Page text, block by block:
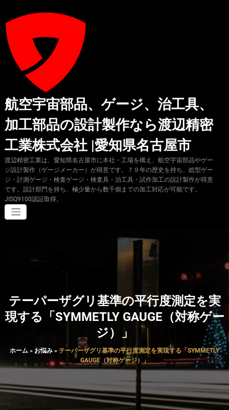
テ
航空宇宙部品、ゲージ、治工具、
加工部品の設計製作なら渡辺精密
工業株式会社 |愛知県名古屋市
渡辺精密工業は、愛知県名古屋市に本社・工場を構え、航空宇宙部品やゲー
ジ設計製作（ゲージメーカー）が得意です。７９年の歴史を持ち、総型ゲー
ジ・計測ゲージ・検査ゲージ・検査具・治工具・試作加工の設計製作が得意
です。設計部門を持ち、極少量から数千個までの加工対応が可能です。
JISQ9100認証取得。
テーパーザグリ基準の平行度測定を実
現する「SYMMETLY GAUGE（対称ゲー
ジ）」
ホーム » お悩み » テーパーザグリ基準の平行度測定を実現する「SYMMETLY
GAUGE（対称ゲージ）」